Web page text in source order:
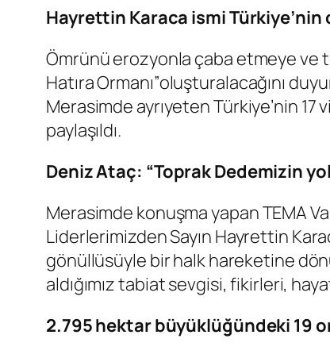
Hayrettin Karaca ismi Türkiye’nin
Ömrünü erozyonla çaba etmeye ve
Hatıra Ormanı”oluşturalacağını
Merasimde ayrıyeten Türkiye’nin
paylaşıldı.
Deniz Ataç: “Toprak Dedemizin
Merasimde konuşma yapan TEMA
Liderlerimizden Sayın Hayrettin
gönüllüsüyle bir halk hareketine
aldığımız tabiat sevgisi, fikirleri,
2.795 hektar büyüklüğündeki 19